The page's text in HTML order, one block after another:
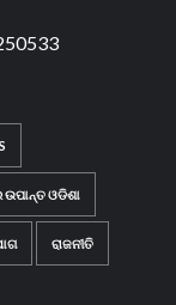
ଓଡିଶା
ରାଜନୀତି